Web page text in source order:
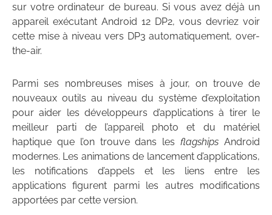
sur votre ordinateur de bureau. Si vous avez déjà un
appareil exécutant Android 12 DP2, vous devriez voir
cette mise à niveau vers DP3 automatiquement, over-
the-air.
Parmi ses nombreuses mises à jour, on trouve de
nouveaux outils au niveau du système d’exploitation
pour aider les développeurs d’applications à tirer le
meilleur parti de l’appareil photo et du matériel
haptique que l’on trouve dans lesflagships Android
modernes. Les animations de lancement d’applications,
les notifications d’appels et les liens entre les
applications figurent parmi les autres modifications
apportées par cette version.